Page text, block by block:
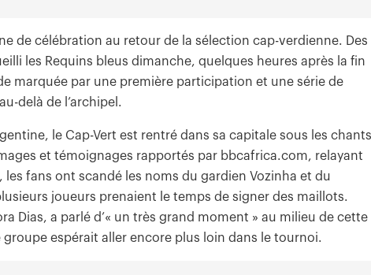
de célébration au retour de la sélection cap-verdienne. Des
les Requins bleus dimanche, quelques heures après la fin
marquée par une première participation et une série de
delà de l’archipel.
le Cap-Vert est rentré dans sa capitale sous les
et témoignages rapportés par bbcafrica.com, relayant
fans ont scandé les noms du gardien Vozinha et du
joueurs prenaient le temps de signer des maillots.
Dias, a parlé d’« un très grand moment » au milieu de cette
espérait aller encore plus loin dans le tournoi.